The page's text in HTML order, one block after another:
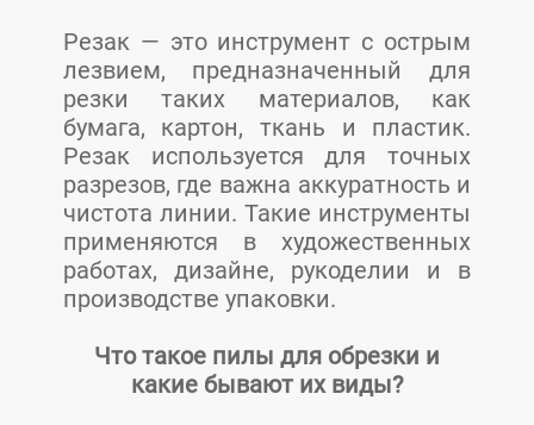
Резак — это инструмент с острым
лезвием, предназначенный для
резки таких материалов, как
бумага, картон, ткань и пластик.
Резак используется для точных
разрезов, где важна аккуратность и
чистота линии. Такие инструменты
применяются в художественных
работах, дизайне, рукоделии и в
производстве упаковки.
Что такое пилы для обрезки и
какие бывают их виды?